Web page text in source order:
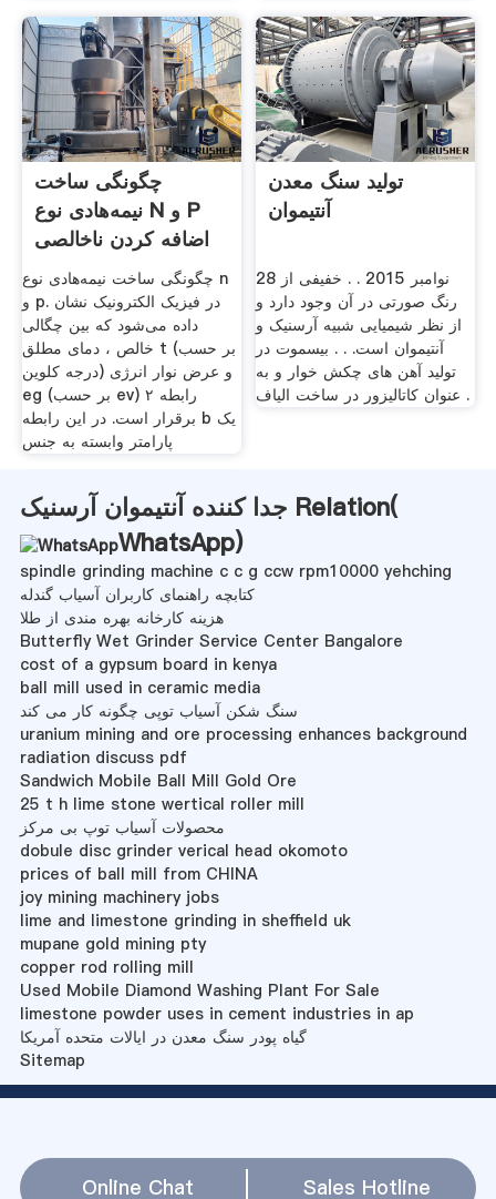
چگونگی ساخت
نیمه‌هادی نوع N و P
اضافه کردن ناخالصی
در ...
چگونگی ساخت نیمه‌هادی نوع n
و p. در فیزیک الکترونیک نشان
داده می‌شود که بین چگالی
خالص ، دمای مطلق t (بر حسب
درجه کلوین) و عرض نوار انرژی
eg (بر حسب ev) رابطه ۲
برقرار است. در این رابطه b یک
پارامتر وابسته به جنس
تولید سنگ معدن
آنتیموان
28 نوامبر 2015 . . خفیفی از
رنگ صورتی در آن وجود دارد و
از نظر شیمیایی شبیه آرسنیک و
آنتیموان است. . . بیسموت در
تولید آهن های چکش خوار و به
عنوان کاتالیزور در ساخت الیاف .
جدا کننده آنتیموان آرسنیک Relation(
WhatsApp)
spindle grinding machine c c g ccw rpm10000 yehching
کتابچه راهنمای کاربران آسیاب گندله
هزینه کارخانه بهره مندی از طلا
Butterfly Wet Grinder Service Center Bangalore
cost of a gypsum board in kenya
ball mill used in ceramic media
سنگ شکن آسیاب توپی چگونه کار می کند
uranium mining and ore processing enhances background
radiation discuss pdf
Sandwich Mobile Ball Mill Gold Ore
25 t h lime stone wertical roller mill
محصولات آسیاب توپ بی مرکز
dobule disc grinder verical head okomoto
prices of ball mill from CHINA
joy mining machinery jobs
lime and limestone grinding in sheffield uk
mupane gold mining pty
copper rod rolling mill
Used Mobile Diamond Washing Plant For Sale
limestone powder uses in cement industries in ap
گیاه پودر سنگ معدن در ایالات متحده آمریکا
Sitemap
Online Chat Sales Hotline